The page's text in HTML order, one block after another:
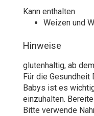
Kann enthalten
Weizen und
Hinweise
glutenhaltig, ab
Für die Gesundheit
Babys ist es
einzuhalten.
Bitte verwende